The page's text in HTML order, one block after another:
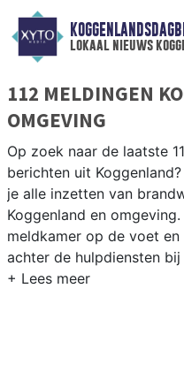
lokaal nieuws
112 MELDINGEN
OMGEVING
Op zoek naar de laatste
berichten uit
je alle inzetten van
Koggenland en
meldkamer op de voet
achter de hulpdiensten bij